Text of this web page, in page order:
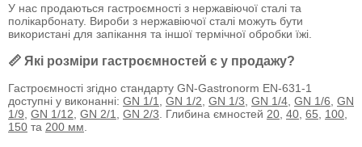
У нас продаються гастроємності з нержавіючої сталі та
полікарбонату. Вироби з нержавіючої сталі можуть бути
використані для запікання та іншої термічної обробки їжі.
📏 Які розміри гастроємностей є у продажу?
Гастроємності згідно стандарту GN-Gastronorm EN-631-1
доступні у виконанні: GN 1/1, GN 1/2, GN 1/3, GN 1/4, GN 1/6, GN
1/9, GN 1/12, GN 2/1, GN 2/3. Глибина ємностей 20, 40, 65, 100,
150 та 200 мм.